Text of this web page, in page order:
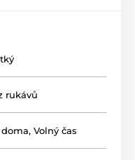
96 100 102
95 96
rukávů
doma, Volný čas